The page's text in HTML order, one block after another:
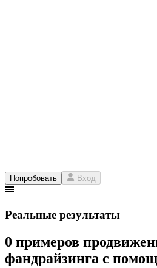
Попробовать Вход
Реальные результаты
0 примеров
фандрайзинга с